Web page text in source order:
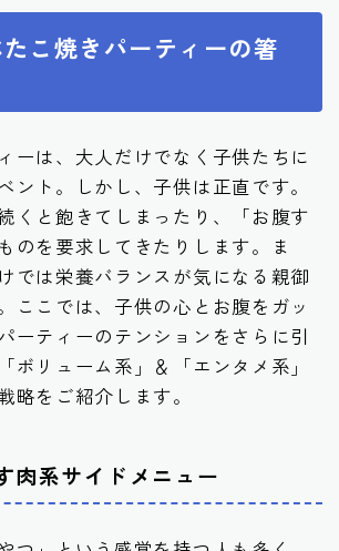
こ焼きパーティーの箸
ーは、大人だけでなく子供たちに
ント。しかし、子供は正直です。
くと飽きてしまったり、「お腹す
のを要求してきたりします。ま
では栄養バランスが気になる親御
ここでは、子供の心とお腹をガッ
ーティーのテンションをさらに引
ボリューム系」＆「エンタメ系」
略をご紹介します。
肉系サイドメニュー